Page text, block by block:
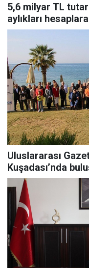
5,6 milyar TL
aylıkları hesaplara
Uluslararası
Kuşadası’nda